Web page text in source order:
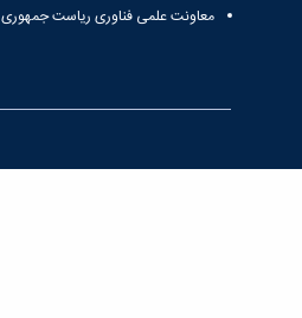
معاونت علمی فناوری ریاست جمهوری